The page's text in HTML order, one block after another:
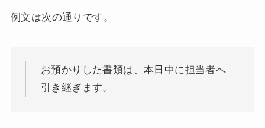
例文は次の通りです。
お預かりした書類は、本日中に担当者へ
引き継ぎます。